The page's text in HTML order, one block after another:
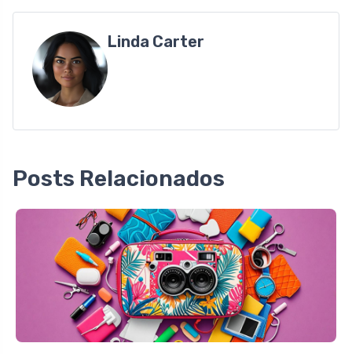
Linda Carter
Posts Relacionados